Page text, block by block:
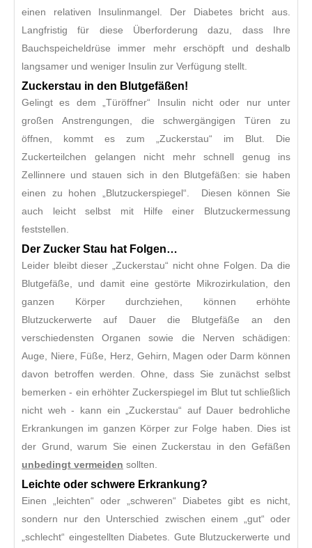
einen relativen Insulinmangel. Der Diabetes bricht aus.
Langfristig für diese Überforderung dazu, dass Ihre
Bauchspeicheldrüse immer mehr erschöpft und deshalb
langsamer und weniger Insulin zur Verfügung stellt.
Zuckerstau in den Blutgefäßen!
Gelingt es dem „Türöffner“ Insulin nicht oder nur unter
großen Anstrengungen, die schwergängigen Türen zu
öffnen, kommt es zum „Zuckerstau“ im Blut. Die
Zuckerteilchen gelangen nicht mehr schnell genug ins
Zellinnere und stauen sich in den Blutgefäßen: sie haben
einen zu hohen „Blutzuckerspiegel“. Diesen können Sie
auch leicht selbst mit Hilfe einer Blutzuckermessung
feststellen.
Der Zucker Stau hat Folgen…
Leider bleibt dieser „Zuckerstau“ nicht ohne Folgen. Da die
Blutgefäße, und damit eine gestörte Mikrozirkulation, den
ganzen Körper durchziehen, können erhöhte
Blutzuckerwerte auf Dauer die Blutgefäße an den
verschiedensten Organen sowie die Nerven schädigen:
Auge, Niere, Füße, Herz, Gehirn, Magen oder Darm können
davon betroffen werden. Ohne, dass Sie zunächst selbst
bemerken - ein erhöhter Zuckerspiegel im Blut tut schließlich
nicht weh - kann ein „Zuckerstau“ auf Dauer bedrohliche
Erkrankungen im ganzen Körper zur Folge haben. Dies ist
der Grund, warum Sie einen Zuckerstau in den Gefäßen
unbedingt vermeiden sollten.
Leichte oder schwere Erkrankung?
Einen „leichten“ oder „schweren“ Diabetes gibt es nicht,
sondern nur den Unterschied zwischen einem „gut“ oder
„schlecht“ eingestellten Diabetes. Gute Blutzuckerwerte und